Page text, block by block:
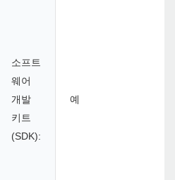
소프트
웨어
개발
키트
(SDK):
예